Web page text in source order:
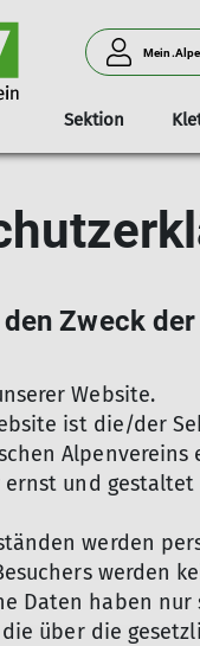
Sektion
Kontakt
Vorstand
Trainer &
Informationen
Berichte
Zweck
Website.
ist die/der
ernst und
werden
werden
Daten haben
über die